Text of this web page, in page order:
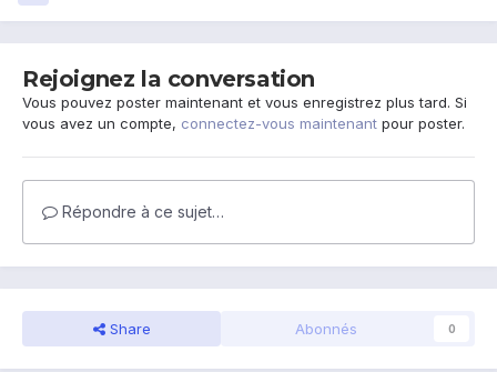
Rejoignez la conversation
Vous pouvez poster maintenant et vous enregistrez plus tard. Si
vous avez un compte, connectez-vous maintenant pour poster.
Répondre à ce sujet…
Share Abonnés 0